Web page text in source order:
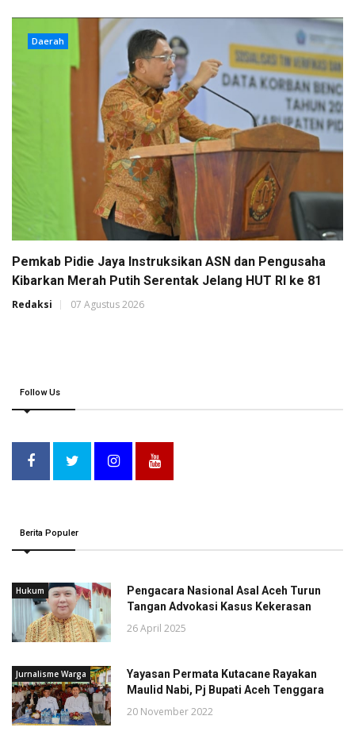
Daerah
Pemkab Pidie Jaya Instruksikan ASN dan Pengusaha
Kibarkan Merah Putih Serentak Jelang HUT RI ke 81
Redaksi 07 Agustus 2026
Follow Us
Berita Populer
Hukum
Pengacara Nasional Asal Aceh Turun
Tangan Advokasi Kasus Kekerasan
26 April 2025
Jurnalisme Warga
Yayasan Permata Kutacane Rayakan
Maulid Nabi, Pj Bupati Aceh Tenggara
20 November 2022